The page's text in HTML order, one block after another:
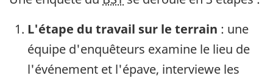
L'étape du travail sur le terrain : une
équipe d'enquêteurs examine le lieu de
l'événement et l'épave, interviewe les